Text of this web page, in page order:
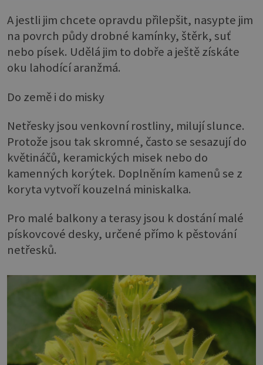
A jestli jim chcete opravdu přilepšit, nasypte jim
na povrch půdy drobné kamínky, štěrk, suť
nebo písek. Udělá jim to dobře a ještě získáte
oku lahodící aranžmá.
Do země i do misky
Netřesky jsou venkovní rostliny, milují slunce.
Protože jsou tak skromné, často se sesazují do
květináčů, keramických misek nebo do
kamenných korýtek. Doplněním kamenů se z
koryta vytvoří kouzelná miniskalka.
Pro malé balkony a terasy jsou k dostání malé
pískovcové desky, určené přímo k pěstování
netřesků.